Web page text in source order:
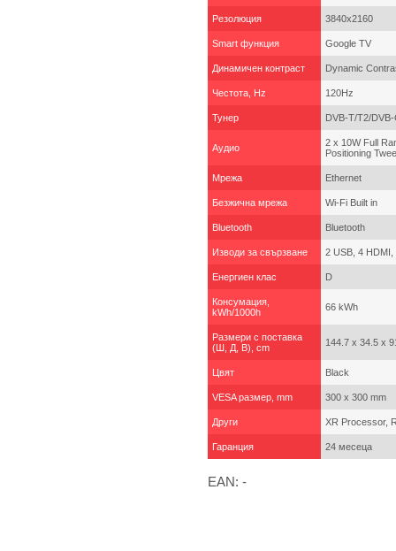
Резолюция 3840x2160
Smart функция Google TV
Динамичен контраст Dynamic
Честота, Hz 120Hz
Тунер DVB-T/T2/
Аудио
2 x 10W Full
Positioning
Мрежа Ethernet
Безжична мрежа Wi-Fi Built in
Bluetooth Bluetooth
Изводи за свързване 2 USB, 4 HDMI,
Енергиен клас D
Консумация,
kWh/1000h
66 kWh
Размери с поставка
(Ш, Д, В), cm
144.7 x 34.5 x
Цвят Black
VESA размер, mm 300 x 300 mm
Други XR Processor,
Гаранция 24 месеца
EAN: -